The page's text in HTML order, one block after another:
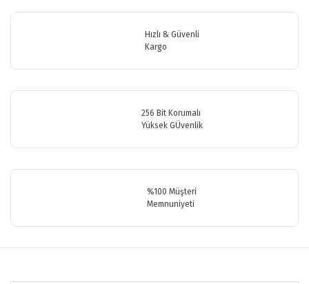
Ürün fiyatı diğer sitelerden daha pahalı.
Hızlı & Güvenli
Kargo
256 Bit Korumalı
Yüksek GÜvenlik
%100 Müşteri
Memnuniyeti